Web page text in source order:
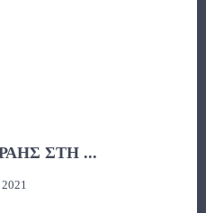
ΣΤΗ ...
2021